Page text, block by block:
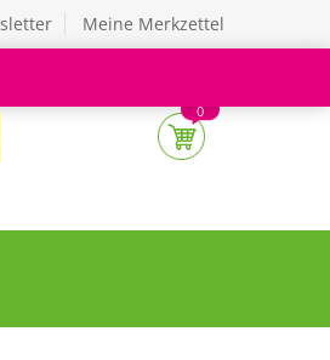
Meine Merkzettel
0